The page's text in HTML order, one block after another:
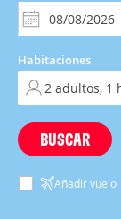
Habitaciones
BUSCAR
Añadir vuelo